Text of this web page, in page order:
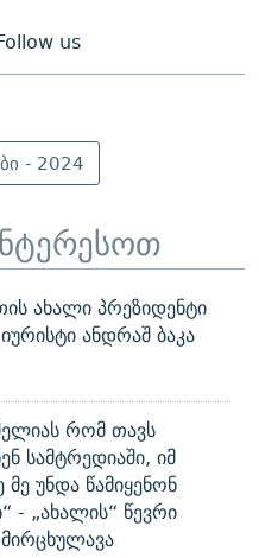
us
- 2024
ახალი პრეზიდენტი
ანდრაშ ბაკა
რომ თავს
სამტრედიაში, იმ
მე უნდა წამიყენონ
- „ახალის“ წევრი